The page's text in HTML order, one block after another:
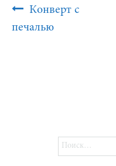
Post
Navigation
Конверт с
печалью
Найти: